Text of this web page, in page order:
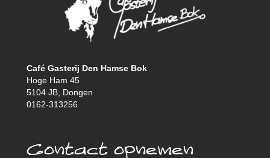
Café Gasterij Den Hamse Bok
Hoge Ham 45
5104 JB, Dongen
0162-313256
Contact opnemen